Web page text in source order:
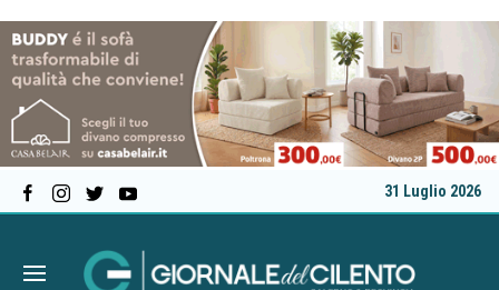
31 Luglio 2026